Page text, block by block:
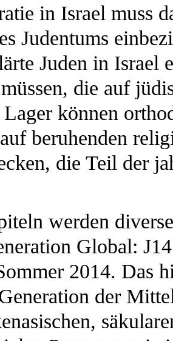
in Israel muss
Judentums
Juden in Israel
die auf
können
beruhenden
die Teil der
werden
Global:
2014. Das
der